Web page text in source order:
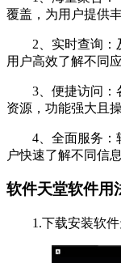
覆盖，为用户提供
2、实时查询：及
用户高效了解不同
3、便捷访问：各
资源，功能强大且
4、全面服务：软
户快速了解不同信
软件天堂软件用
1.下载安装软件